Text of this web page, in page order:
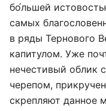
бо́льшей
самых
в ряды Тернового
капитулом. Уже
нечестивый облик
черепом,
скрепляют данное